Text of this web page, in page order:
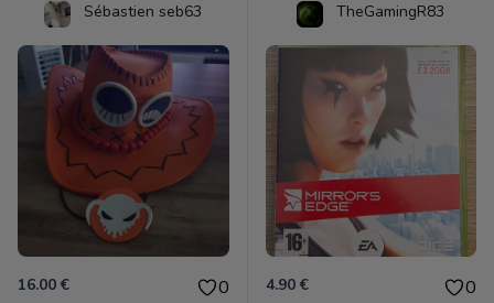
Sébastien seb63
16.00 € 0
TheGamingR83
4.90 € 0